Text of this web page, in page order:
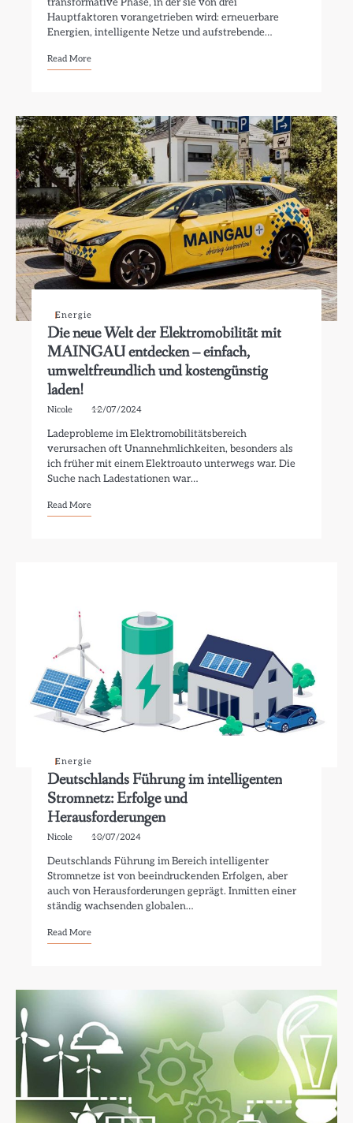
Hauptfaktoren vorangetrieben wird: erneuerbare
Energien, intelligente Netze und aufstrebende…
Read More
Energie
Die neue Welt der Elektromobilität mit
MAINGAU entdecken – einfach,
umweltfreundlich und kostengünstig
laden!
Nicole 12/07/2024
Ladeprobleme im Elektromobilitätsbereich
verursachen oft Unannehmlichkeiten, besonders als
ich früher mit einem Elektroauto unterwegs war. Die
Suche nach Ladestationen war…
Read More
Energie
Deutschlands Führung im intelligenten
Stromnetz: Erfolge und
Herausforderungen
Nicole 10/07/2024
Deutschlands Führung im Bereich intelligenter
Stromnetze ist von beeindruckenden Erfolgen, aber
auch von Herausforderungen geprägt. Inmitten einer
ständig wachsenden globalen…
Read More